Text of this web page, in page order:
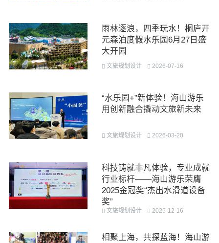
雨林逐浪，四季玩水！桐庐开
元森泊度假水乐园6月27日盛
大开园
文旅规划设计 2026-07-16
“水乐园+”新体验！海山游乐
用创新融合撬动文旅新未来
文旅规划设计 2026-03-20
科技铸就非凡体验，专业成就
行业标杆——海山游乐荣膺
2025金冠奖“杰出水滑道设备
奖”
文旅规划设计 2025-12-16
相聚上海，共探蓝海！海山游